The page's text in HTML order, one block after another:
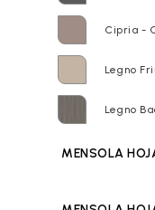
Cipria -
Legno
Legno
MENSOLA